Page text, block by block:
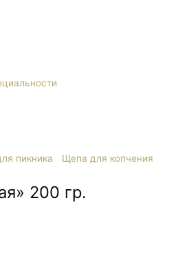
пикника Щепа для копчения
200 гр.